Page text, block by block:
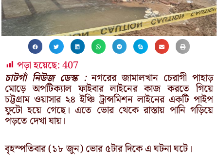
পড়া হয়েছে:407
চাটগাঁ নিউজ ডেস্ক : নগরের জামালখান চেরাগী পাহাড়
মোড়ে অপটিক্যাল ফাইবার লাইনের কাজ করতে গিয়ে
চট্টগ্রাম ওয়াসার ২৪ ইঞ্চি ট্রান্সমিশন লাইনের একটি পাইপ
ফুটো হয়ে গেছে। এতে ভোর থেকে রাস্তায় পানি গড়িয়ে
পড়তে দেখা যায়।
বৃহস্পতিবার (১৮ জুন) ভোর ৫টার দিকে এ ঘটনা ঘটে।